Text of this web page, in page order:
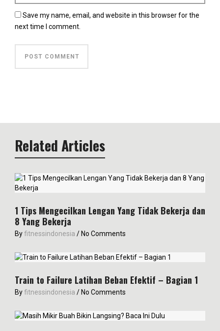
Save my name, email, and website in this browser for the
next time I comment.
Related Articles
1 Tips Mengecilkan Lengan Yang Tidak Bekerja dan
8 Yang Bekerja
Byfitnessindonesia / No Comments
Train to Failure Latihan Beban Efektif – Bagian 1
Byfitnessindonesia / No Comments